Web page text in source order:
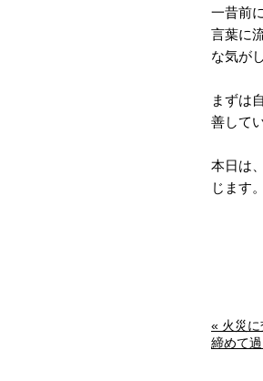
一昔前
言葉に
な気が
まずは
善して
本日は
じます。
« 火災に
締めて過